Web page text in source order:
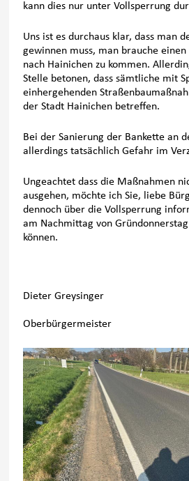
kann dies nur unter Vollsperrung
Uns ist es durchaus klar, dass man
gewinnen muss, man brauche
nach Hainichen zu kommen.
Stelle betonen, dass sämtliche mit
einhergehenden
der Stadt Hainichen betreffen.
Bei der Sanierung der Bankette an
allerdings tatsächlich Gefahr im
Ungeachtet dass die Maßnahmen
ausgehen, möchte ich Sie, liebe
dennoch über die Vollsperrung
am Nachmittag von
können.
Dieter Greysinger
Oberbürgermeister